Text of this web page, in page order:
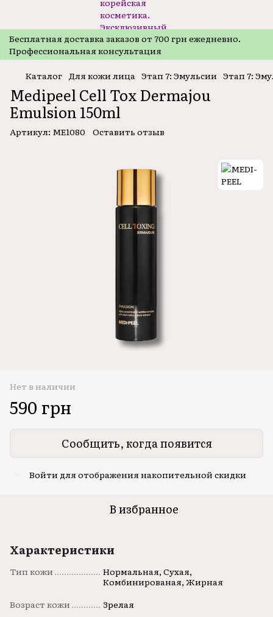
Бесплатная доставка заказов от 700 грн ежедневно.
Профессиональная консультация
Каталог Для кожи лица Этап 7: Эмульсии Этап 7:
Medipeel Cell Tox Dermajou
Emulsion 150ml
Артикул: ME1080 Оставить отзыв
Нет в наличии
590 грн
Сообщить, когда появится
Войти для отображения накопительной скидки
В избранное
Характеристики
Тип кожи
Нормальная, Сухая,
Комбинированая, Жирная
Возраст кожи
Зрелая